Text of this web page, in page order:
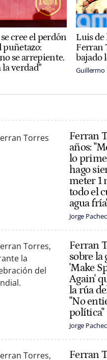
cree el perdón
puñetazo:
se arrepiente.
la verdad"
Luis de
Ferran
bajado
Guillermo
Ferran
años:
lo
hago
meter 1
todo el
agua
Jorge
Ferran
sobre la
'Make
Again'
la rúa
"No
política"
Jorge
Ferran